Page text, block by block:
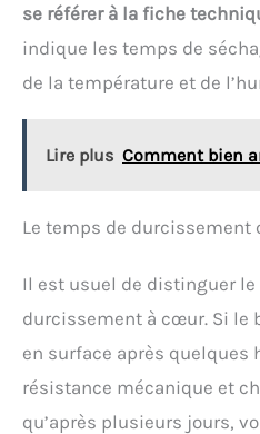
se référer à la fiche
indique les temps de
de la température et de
Lire plus Comment bien
Le temps de durcissement
Il est usuel de distinguer
durcissement à cœur. Si le
en surface après quelques
résistance mécanique et
qu’après plusieurs jours,